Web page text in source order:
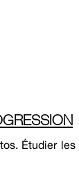
Étudier